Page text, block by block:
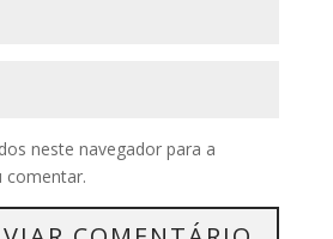
neste navegador para a
comentar.